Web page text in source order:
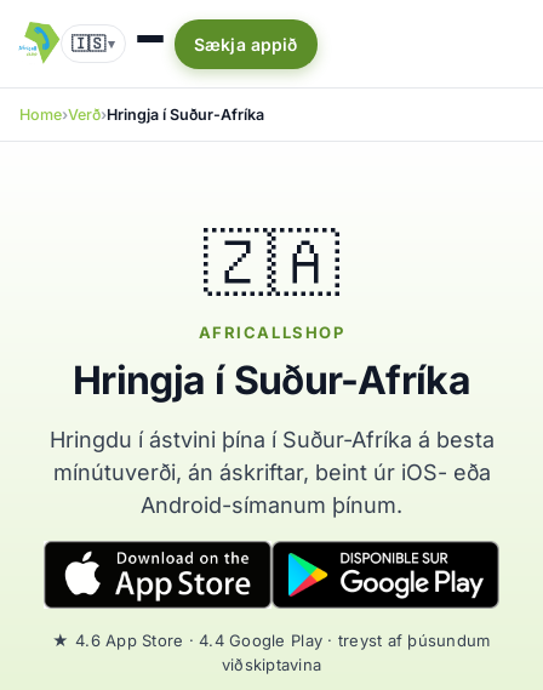
🇮🇸▾ Sækja appið
Home Verð Hringja í Suður-Afríka
🇿🇦
AFRICALLSHOP
Hringja í Suður-Afríka
Hringdu í ástvini þína í Suður-Afríka á besta
mínútuverði, án áskriftar, beint úr iOS- eða
Android-símanum þínum.
★ 4.6 App Store · 4.4 Google Play · treyst af þúsundum
viðskiptavina